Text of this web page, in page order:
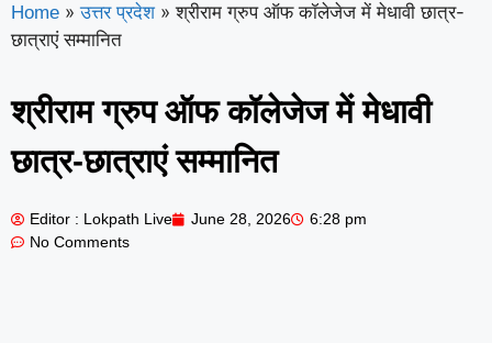
Home » उत्तर प्रदेश » श्रीराम ग्रुप ऑफ कॉलेजेज में मेधावी छात्र-
छात्राएं सम्मानित
श्रीराम ग्रुप ऑफ कॉलेजेज में मेधावी
छात्र-छात्राएं सम्मानित
Editor : Lokpath Live June 28, 2026
6:28 pm
No Comments